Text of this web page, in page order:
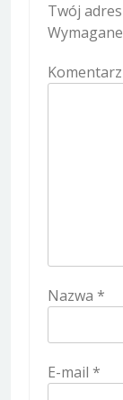
Twój
Komentarz
Nazwa *
E-mail *